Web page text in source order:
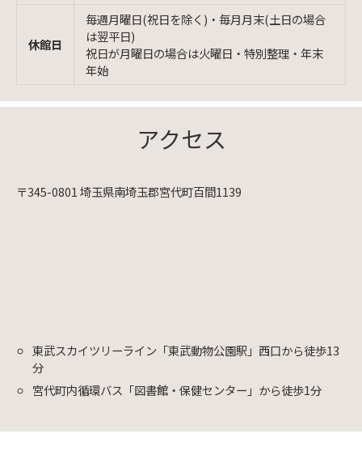
休館日
毎週月曜日(祝日を除く)・毎月月末(土日の場合
は翌平日)
祝日が月曜日の場合は火曜日・特別整理・年末
年始
アクセス
〒345-0801 埼玉県南埼玉郡宮代町百間1139
東武スカイツリーライン「東武動物公園駅」西口から徒歩13
分
宮代町内循環バス「図書館・保健センター」から徒歩1分